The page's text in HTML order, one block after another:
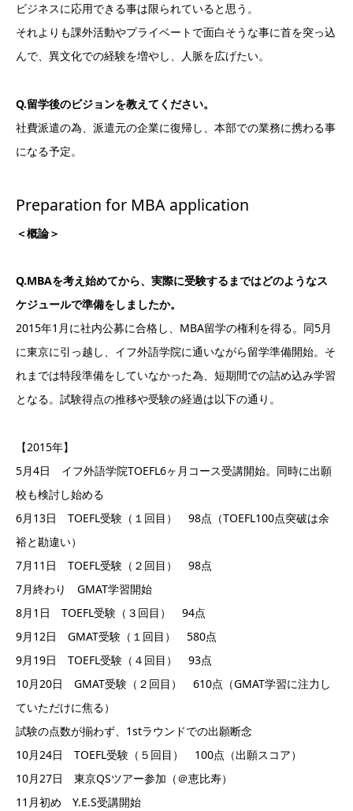
ビジネスに応用できる事は限られていると思う。
それよりも課外活動やプライベートで面白そうな事に首を突っ込
んで、異文化での経験を増やし、人脈を広げたい。
Q.留学後のビジョンを教えてください。
社費派遣の為、派遣元の企業に復帰し、本部での業務に携わる事
になる予定。
Preparation for MBA application
＜概論＞
Q.MBAを考え始めてから、実際に受験するまではどのようなス
ケジュールで準備をしましたか。
2015年1月に社内公募に合格し、MBA留学の権利を得る。同5月
に東京に引っ越し、イフ外語学院に通いながら留学準備開始。そ
れまでは特段準備をしていなかった為、短期間での詰め込み学習
となる。試験得点の推移や受験の経過は以下の通り。
【2015年】
5月4日 イフ外語学院TOEFL6ヶ月コース受講開始。同時に出願
校も検討し始める
6月13日 TOEFL受験（１回目） 98点（TOEFL100点突破は余
裕と勘違い）
7月11日 TOEFL受験（２回目） 98点
7月終わり GMAT学習開始
8月1日 TOEFL受験（３回目） 94点
9月12日 GMAT受験（１回目） 580点
9月19日 TOEFL受験（４回目） 93点
10月20日 GMAT受験（２回目） 610点（GMAT学習に注力し
ていただけに焦る）
試験の点数が揃わず、1stラウンドでの出願断念
10月24日 TOEFL受験（５回目） 100点（出願スコア）
10月27日 東京QSツアー参加（＠恵比寿）
11月初め Y.E.S受講開始